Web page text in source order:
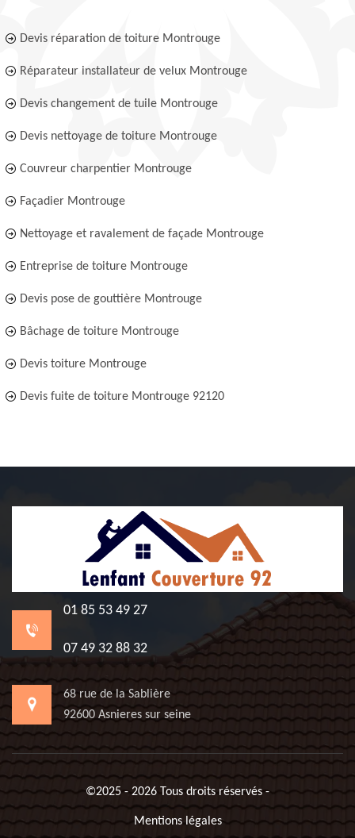
Devis réparation de toiture Montrouge
Réparateur installateur de velux Montrouge
Devis changement de tuile Montrouge
Devis nettoyage de toiture Montrouge
Couvreur charpentier Montrouge
Façadier Montrouge
Nettoyage et ravalement de façade Montrouge
Entreprise de toiture Montrouge
Devis pose de gouttière Montrouge
Bâchage de toiture Montrouge
Devis toiture Montrouge
Devis fuite de toiture Montrouge 92120
01 85 53 49 27
07 49 32 88 32
68 rue de la Sablière
92600 Asnieres sur seine
©2025 - 2026 Tous droits réservés -
Mentions légales